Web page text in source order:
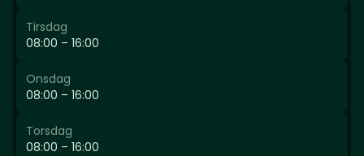
Tirsdag
08:00 – 16:00
Onsdag
08:00 – 16:00
Torsdag
08:00 – 16:00